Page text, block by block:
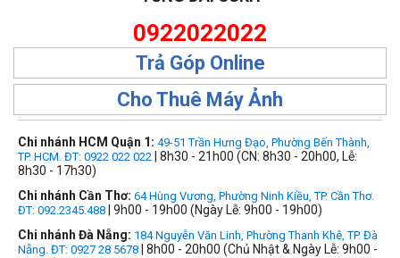
0922022022
Trả Góp Online
Cho Thuê Máy Ảnh
Chi nhánh HCM Quận 1: 49-51 Trần Hưng Đạo, Phường Bến Thành,
TP. HCM. ĐT: 0922 022 022 | 8h30 - 21h00 (CN: 8h30 - 20h00, Lễ:
8h30 - 17h30)
Chi nhánh Cần Thơ: 64 Hùng Vương, Phường Ninh Kiều, TP. Cần Thơ.
ĐT: 092.2345.488 | 9h00 - 19h00 (Ngày Lễ: 9h00 - 19h00)
Chi nhánh Đà Nẵng: 184 Nguyễn Văn Linh, Phường Thanh Khê, TP. Đà
Nẵng. ĐT: 0927 28 5678 | 8h00 - 20h00 (Chủ Nhật & Ngày Lễ: 9h00 -